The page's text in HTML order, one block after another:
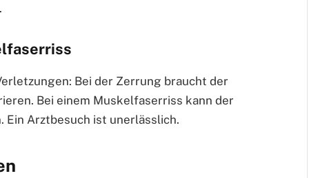
Bei der Zerrung braucht der
Bei einem Muskelfaserriss kann der
Ein Arztbesuch ist unerlässlich.